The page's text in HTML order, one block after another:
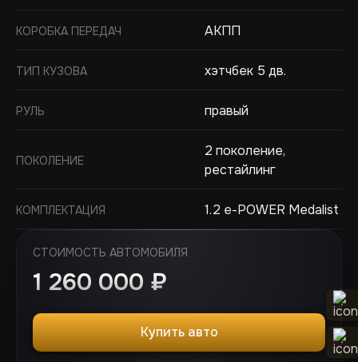
КОРОБКА ПЕРЕДАЧ АКПП
ТИП КУЗОВА хэтчбек 5 дв.
РУЛЬ правый
ПОКОЛЕНИЕ
2 поколение,
рестайлинг
КОМПЛЕКТАЦИЯ 1.2 e-POWER Medalist
СТОИМОСТЬ АВТОМОБИЛЯ
1 260 000 ₽
Купить авто